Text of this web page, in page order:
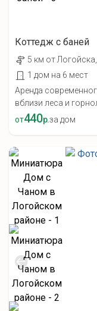
Коттедж с баней
5 км от
1 дом на 6 мест
Аренда
вблизи леса и
от440р.за дом